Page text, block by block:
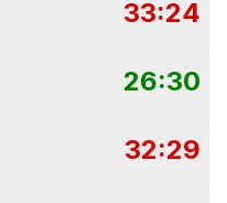
33:24
26:30
32:29